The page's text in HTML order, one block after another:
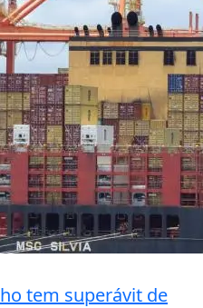
tem superávit de